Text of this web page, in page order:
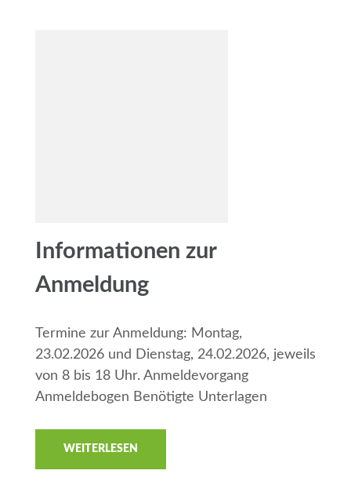
Informationen zur
Anmeldung
Termine zur Anmeldung: Montag,
23.02.2026 und Dienstag, 24.02.2026, jeweils
von 8 bis 18 Uhr. Anmeldevorgang
Anmeldebogen Benötigte Unterlagen
WEITERLESEN